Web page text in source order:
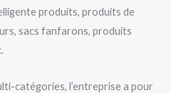
produits, produits de
sacs fanfarons, produits
catégories, l’entreprise a pour